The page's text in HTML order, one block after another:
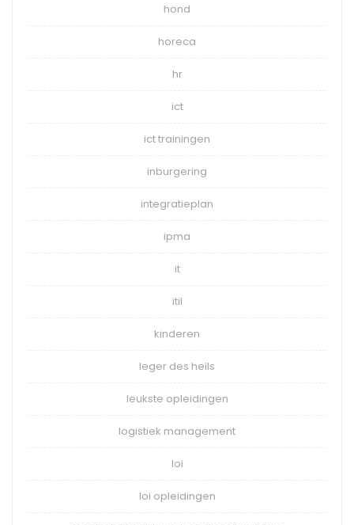
hond
horeca
hr
ict
ict trainingen
inburgering
integratieplan
ipma
it
itil
kinderen
leger des heils
leukste opleidingen
logistiek management
loi
loi opleidingen